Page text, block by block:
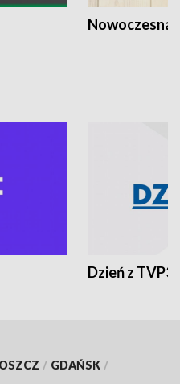
Nowoczesna
Dzień z TVP3
/ GDAŃSK /